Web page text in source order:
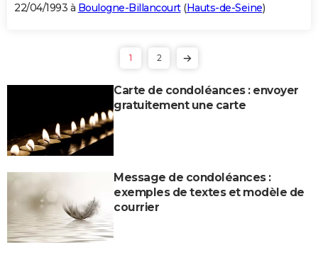
22/04/1993 à Boulogne-Billancourt(Hauts-de-Seine)
1 2
Carte de condoléances : envoyer
gratuitement une carte
Message de condoléances :
exemples de textes et modèle de
courrier